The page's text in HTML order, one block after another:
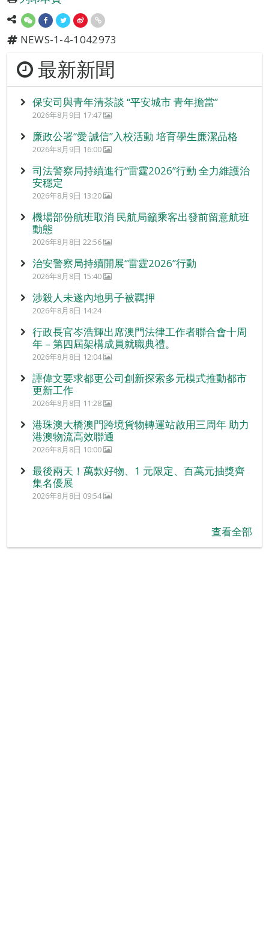
NEWS-1-4-1042973
最新新聞
保安司與青年清茶談 “平安城市 青年擔當”
2026年8月9日 17:47
廉政公署“愛‧誠信”入校活動 培育學生廉潔品格
2026年8月9日 16:00
司法警察局持續進行“雷霆2026”行動 全力維護治
安穩定
2026年8月9日 13:20
機場部份航班取消 民航局籲乘客出發前留意航班
動態
2026年8月8日 22:56
治安警察局持續開展“雷霆2026”行動
2026年8月8日 15:40
涉殺人未遂內地男子被羈押
2026年8月8日 14:24
行政長官岑浩輝出席澳門法律工作者聯合會十周
年 – 第四屆架構成員就職典禮。
2026年8月8日 12:04
譚偉文要求都更公司創新探索多元模式推動都市
更新工作
2026年8月8日 11:28
港珠澳大橋澳門跨境貨物轉運站啟用三周年 助力
港澳物流高效聯通
2026年8月8日 10:00
最後兩天！萬款好物、1 元限定、百萬元抽獎齊
集名優展
2026年8月8日 09:54
查看全部